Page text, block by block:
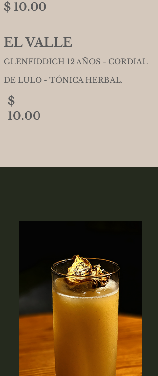
$ 10.00
EL VALLE
GLENFIDDICH 12 AÑOS - CORDIAL
DE LULO - TÓNICA HERBAL.
$
10.00